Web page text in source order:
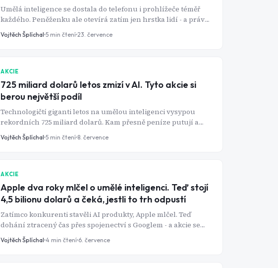
Umělá inteligence se dostala do telefonu i prohlížeče téměř
každého. Peněženku ale otevírá zatím jen hrstka lidí - a právě
na téhle mezeře stojí sázka investorů za stovky miliard
dolarů.
Vojtěch Šplíchal 5 min čtení 23. července
AKCIE
725 miliard dolarů letos zmizí v AI. Tyto akcie si
berou největší podíl
Technologičtí giganti letos na umělou inteligenci vysypou
rekordních 725 miliard dolarů. Kam přesně peníze putují a
kdo díky nim reálně bohatne?
Vojtěch Šplíchal 5 min čtení 8. července
AKCIE
Apple dva roky mlčel o umělé inteligenci. Teď stojí
4,5 bilionu dolarů a čeká, jestli to trh odpustí
Zatímco konkurenti stavěli AI produkty, Apple mlčel. Teď
dohání ztracený čas přes spojenectví s Googlem - a akcie se
drží u rekordů. Má to smysl i za současnou cenu?
Vojtěch Šplíchal 4 min čtení 6. července